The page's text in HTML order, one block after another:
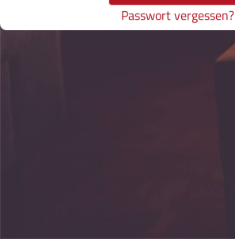
Passwort vergessen?